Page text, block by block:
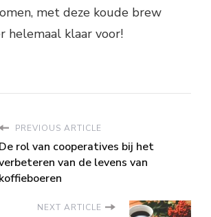
met deze koude brew
helemaal klaar voor!
PREVIOUS ARTICLE
De rol van cooperatives bij het
van de levens van
koffieboeren
NEXT ARTICLE